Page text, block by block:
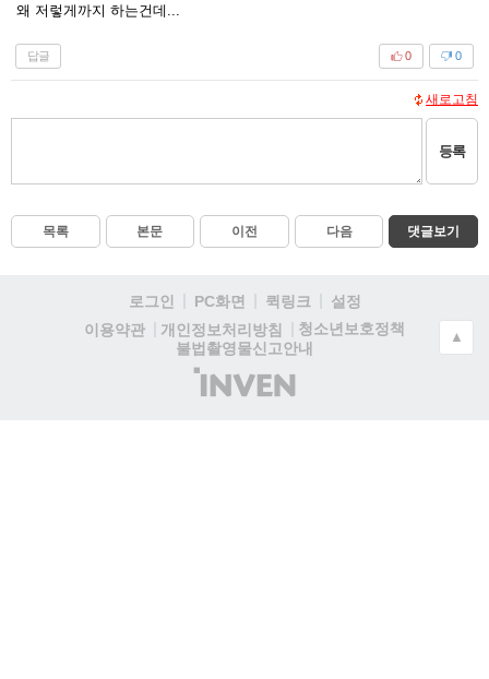
왜 저렇게까지 하는건데...
답글 0
0
새로고침
등록
목록 본문 이전 다음 댓글보기
로그인 PC화면 퀵링크
설정
이용약관
개인정보처리방침
청소년보호정책
불법촬영물신고안내
(주)
인
▲